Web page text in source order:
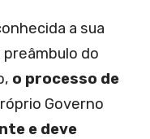
a sua
do
o processo de
Governo
e deve